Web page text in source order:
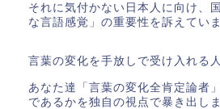
それに気付かない日本人に向け、
な言語感覚」の重要性を訴えていま
言葉の変化を手放しで受け入れる人
あなた達「言葉の変化全肯定論者
であるかを独自の視点で暴き出しま